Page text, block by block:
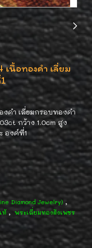
นื้อทองคำ เลี่ยม
คำ เลี่ยมกรอบทองคำ
กว้าง 1.0cm สูง
องค์ที่1
Diamond Jewelry) ,
ท้ , พระเลี่ยมทองฝังเพชร